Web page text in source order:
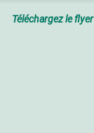
Téléchargez le flyer